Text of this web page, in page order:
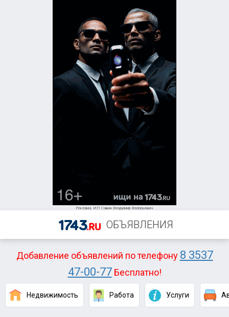
Реклама. ИП Савин Владимир Валерьевич
ОБЪЯВЛЕНИЯ
Добавление объявлений по телефону 8 3537
47-00-77Бесплатно!
Недвижимость Работа Услуги